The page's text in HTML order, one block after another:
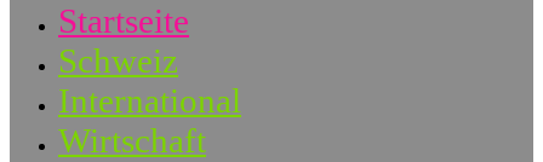
Startseite
Schweiz
International
Wirtschaft